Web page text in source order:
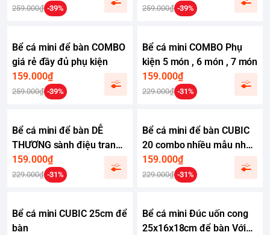
bàn
259.000₫ -39%
cá cảnh mini
259.000₫ -39%
Bể cá mini để bàn COMBO
giá rẻ đầy đủ phụ kiện
159.000₫
259.000₫ -39%
Bể cá mini COMBO Phụ
kiện 5 món , 6 món , 7 món
159.000₫
229.000₫ -31%
Bể cá mini để bàn DỄ
THƯƠNG sành điệu trang
trí đẹp mắt
159.000₫
229.000₫ -31%
Bể cá mini để bàn CUBIC
20 combo nhiều mẫu nhỏ
xinh phù hợp nuôi cá cảnh
để bàn
159.000₫
229.000₫ -31%
Bể cá mini CUBIC 25cm để
bàn
Bể cá mini Đúc uốn cong
25x16x18cm để bàn Với